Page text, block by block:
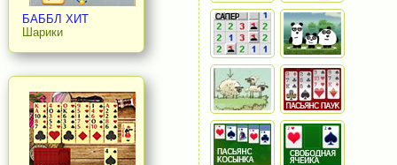
БАББЛ ХИТ
Шарики